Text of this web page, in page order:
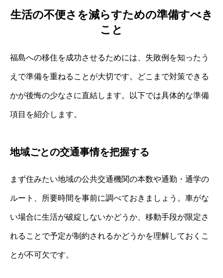
生活の不便さを減らすための準備すべき
こと
福島への移住を成功させるためには、失敗例を知ったう
えで準備を重ねることが大切です。どこまで対策できる
かが後悔の少なさに直結します。以下では具体的な準備
項目を紹介します。
地域ごとの交通事情を把握する
まず住みたい地域の公共交通機関の本数や通勤・通学の
ルート、所要時間を事前に調べておきましょう。車がな
い場合に生活が破綻しないかどうか、移動手段が限定さ
れることで予定が制約されるかどうかを理解しておくこ
とが不可欠です。